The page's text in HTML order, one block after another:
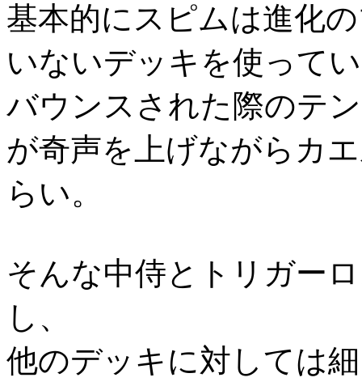
基本的にスピムは進化
いないデッキを使って
バウンスされた際のテ
が奇声を上げながらカ
らい。
そんな中侍とトリガー
し、
他のデッキに対しては